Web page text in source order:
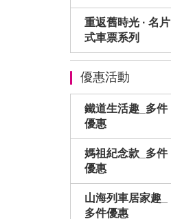
重返舊時光 · 名片
式車票系列
優惠活動
鐵道生活趣_多件
優惠
媽祖紀念款_多件
優惠
山海列車居家趣_
多件優惠